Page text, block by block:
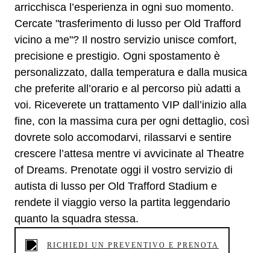
arricchisca l’esperienza in ogni suo momento.
Cercate "trasferimento di lusso per Old Trafford
vicino a me"? Il nostro servizio unisce comfort,
precisione e prestigio. Ogni spostamento è
personalizzato, dalla temperatura e dalla musica
che preferite all’orario e al percorso più adatti a
voi. Riceverete un trattamento VIP dall’inizio alla
fine, con la massima cura per ogni dettaglio, così
dovrete solo accomodarvi, rilassarvi e sentire
crescere l’attesa mentre vi avvicinate al Theatre
of Dreams. Prenotate oggi il vostro servizio di
autista di lusso per Old Trafford Stadium e
rendete il viaggio verso la partita leggendario
quanto la squadra stessa.
RICHIEDI UN PREVENTIVO E PRENOTA